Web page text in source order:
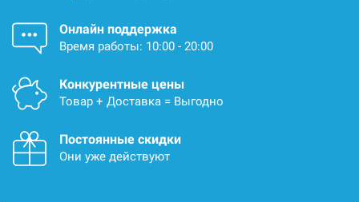
Онлайн поддержка
Время работы: 10:00 - 20:00
Конкурентные цены
Товар + Доставка = Выгодно
Постоянные скидки
Они уже действуют